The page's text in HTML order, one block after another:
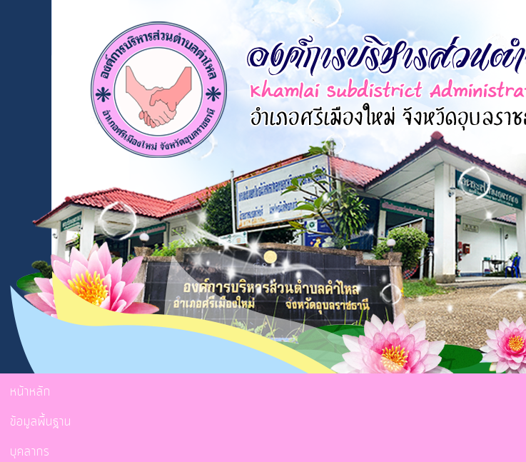
หน้าหลัก
ข้อมูลพื้นฐาน
บุคลากร